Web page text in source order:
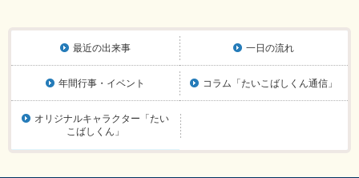
最近の出来事 一日の流れ
年間行事・イベント コラム「たいこばしくん通信」
オリジナルキャラクター「たい
こばしくん」